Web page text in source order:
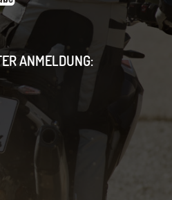
ANMELDUNG: